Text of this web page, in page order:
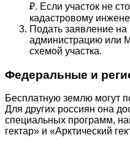
₽. Если участок не
кадастровому
Подать заявление
администрацию или
схемой участка.
Федеральные и
Бесплатную землю могут
Для других россиян она
специальных программ,
гектар» и «Арктический